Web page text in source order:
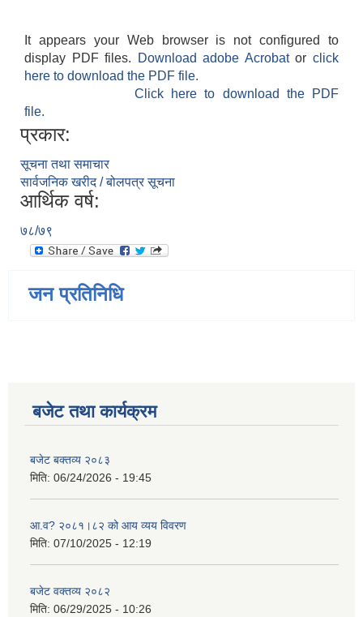
It appears your Web browser is not configured to
display PDF files.
Download adobe Acrobatorclick
here to download the PDF file.
Click here to download the PDF
file.
प्रकार:
सूचना तथा समाचार
सार्वजनिक खरीद / बोलपत्र सूचना
आर्थिक वर्ष:
७८/७९
जन प्रतिनिधि
बजेट तथा कार्यक्रम
बजेट बक्तव्य २०८३
मिति: 06/24/2026 - 19:45
आ.व? २०८१।८२ को आय व्यय विवरण
मिति: 07/10/2025 - 12:19
बजेट वक्तव्य २०८२
मिति: 06/29/2025 - 10:26